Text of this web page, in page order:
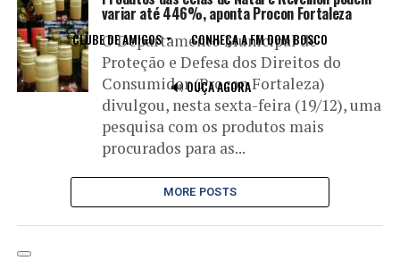
CLUBE DE AMIGOS CONHEÇA A FM DOM BOSCO
🔊 OUÇA AGORA
variar até 446%, aponta Procon Fortaleza
O Departamento Municipal de
Proteção e Defesa dos Direitos do
Consumidor (Procon Fortaleza)
divulgou, nesta sexta-feira (19/12), uma
pesquisa com os produtos mais
procurados para as...
MORE POSTS